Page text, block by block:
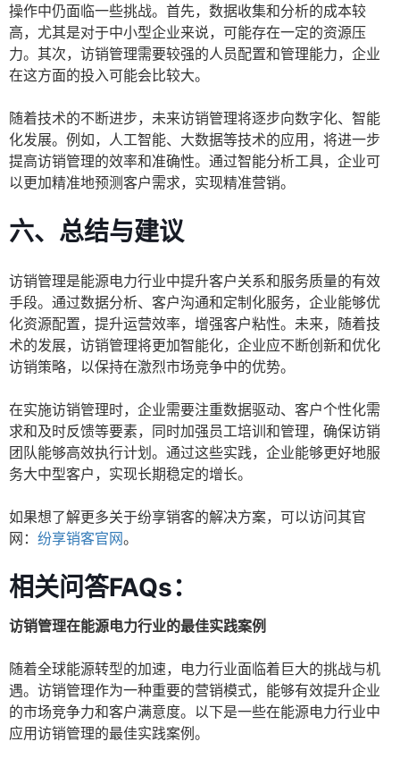
操作中仍面临一些挑战。首先，数据收集和分析的成本较
高，尤其是对于中小型企业来说，可能存在一定的资源压
力。其次，访销管理需要较强的人员配置和管理能力，企业
在这方面的投入可能会比较大。
随着技术的不断进步，未来访销管理将逐步向数字化、智能
化发展。例如，人工智能、大数据等技术的应用，将进一步
提高访销管理的效率和准确性。通过智能分析工具，企业可
以更加精准地预测客户需求，实现精准营销。
六、总结与建议
访销管理是能源电力行业中提升客户关系和服务质量的有效
手段。通过数据分析、客户沟通和定制化服务，企业能够优
化资源配置，提升运营效率，增强客户粘性。未来，随着技
术的发展，访销管理将更加智能化，企业应不断创新和优化
访销策略，以保持在激烈市场竞争中的优势。
在实施访销管理时，企业需要注重数据驱动、客户个性化需
求和及时反馈等要素，同时加强员工培训和管理，确保访销
团队能够高效执行计划。通过这些实践，企业能够更好地服
务大中型客户，实现长期稳定的增长。
如果想了解更多关于纷享销客的解决方案，可以访问其官
网： 纷享销客官网。
相关问答FAQs：
访销管理在能源电力行业的最佳实践案例
随着全球能源转型的加速，电力行业面临着巨大的挑战与机
遇。访销管理作为一种重要的营销模式，能够有效提升企业
的市场竞争力和客户满意度。以下是一些在能源电力行业中
应用访销管理的最佳实践案例。